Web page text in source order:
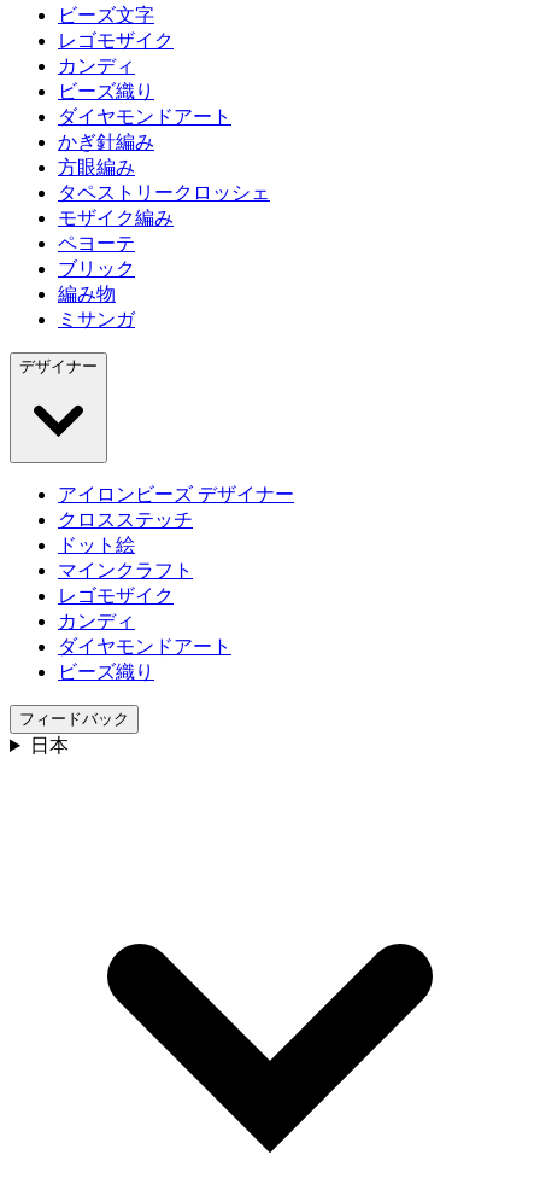
ビーズ文字
レゴモザイク
カンディ
ビーズ織り
ダイヤモンドアート
かぎ針編み
方眼編み
タペストリークロッシェ
モザイク編み
ペヨーテ
ブリック
編み物
ミサンガ
デザイナー
アイロンビーズ デザイナー
クロスステッチ
ドット絵
マインクラフト
レゴモザイク
カンディ
ダイヤモンドアート
ビーズ織り
フィードバック
日本